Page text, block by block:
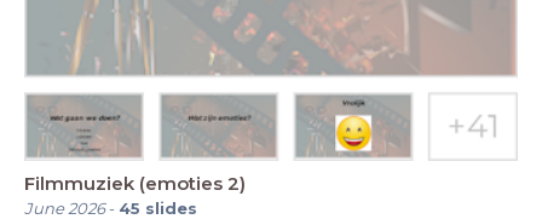
Filmmuziek (emoties 2)
June 2026- 45 slides